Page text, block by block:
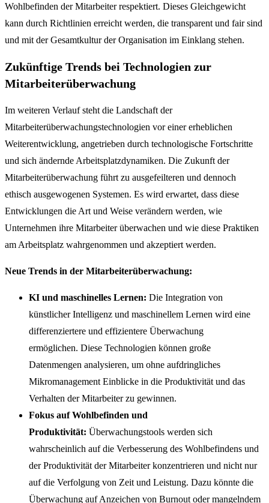
Wohlbefinden der Mitarbeiter respektiert. Dieses Gleichgewicht
kann durch Richtlinien erreicht werden, die transparent und fair sind
und mit der Gesamtkultur der Organisation im Einklang stehen.
Zukünftige Trends bei Technologien zur
Mitarbeiterüberwachung
Im weiteren Verlauf steht die Landschaft der
Mitarbeiterüberwachungstechnologien vor einer erheblichen
Weiterentwicklung, angetrieben durch technologische Fortschritte
und sich ändernde Arbeitsplatzdynamiken. Die Zukunft der
Mitarbeiterüberwachung führt zu ausgefeilteren und dennoch
ethisch ausgewogenen Systemen. Es wird erwartet, dass diese
Entwicklungen die Art und Weise verändern werden, wie
Unternehmen ihre Mitarbeiter überwachen und wie diese Praktiken
am Arbeitsplatz wahrgenommen und akzeptiert werden.
Neue Trends in der Mitarbeiterüberwachung:
KI und maschinelles Lernen: Die Integration von
künstlicher Intelligenz und maschinellem Lernen wird eine
differenziertere und effizientere Überwachung
ermöglichen. Diese Technologien können große
Datenmengen analysieren, um ohne aufdringliches
Mikromanagement Einblicke in die Produktivität und das
Verhalten der Mitarbeiter zu gewinnen.
Fokus auf Wohlbefinden und
Produktivität: Überwachungstools werden sich
wahrscheinlich auf die Verbesserung des Wohlbefindens und
der Produktivität der Mitarbeiter konzentrieren und nicht nur
auf die Verfolgung von Zeit und Leistung. Dazu könnte die
Überwachung auf Anzeichen von Burnout oder mangelndem